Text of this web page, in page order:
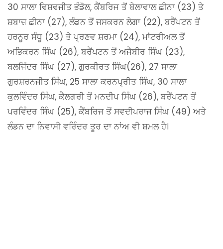
30 ਸਾਲਾ ਵਿਸ਼ਵਜੀਤ ਭੰਡੋਲ, ਕੈਂਬਰਿਜ ਤੋਂ ਬੇਲਾਵਾਲ ਛੀਨਾ (23) ਤੇ
ਸ਼ਬਾਜ਼ ਛੀਨਾ (27), ਲੰਡਨ ਤੋਂ ਜਸਕਰਨ ਲੇਗਾ (22), ਬਰੈਂਪਟਨ ਤੋਂ
ਹਰਨੂਰ ਸੰਧੂ (23) ਤੇ ਪ੍ਰਣਵ ਸ਼ਰਮਾ (24), ਮਾਂਟਰੀਅਲ ਤੋਂ
ਅਭਿਕਰਨ ਸਿੰਘ (26), ਬਰੈਂਪਟਨ ਤੋਂ ਅਜੈਬੀਰ ਸਿੰਘ (23),
ਬਲਜਿੰਦਰ ਸਿੰਘ (27), ਗੁਰਕੀਰਤ ਸਿੰਘ(26), 27 ਸਾਲਾ
ਗੁਰਸ਼ਰਨਜੀਤ ਸਿੰਘ, 25 ਸਾਲਾ ਕਰਨਪ੍ਰੀਤ ਸਿੰਘ, 30 ਸਾਲਾ
ਕੁਲਵਿੰਦਰ ਸਿੰਘ, ਕੈਲਗਰੀ ਤੋਂ ਮਨਦੀਪ ਸਿੰਘ (26), ਬਰੈਂਪਟਨ ਤੋਂ
ਪਰਵਿੰਦਰ ਸਿੰਘ (25), ਕੈਂਬਰਿਜ ਤੋਂ ਸਵਦੀਪਰਾਜ ਸਿੰਘ (49) ਅਤੇ
ਲੰਡਨ ਦਾ ਨਿਵਾਸੀ ਵਰਿੰਦਰ ਤੂਰ ਦਾ ਨਾਂਅ ਵੀ ਸ਼ਮਲ ਹੈ।